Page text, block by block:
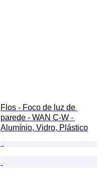
Flos - Foco de luz de
parede - WAN C-W -
Alumínio, Vidro, Plástico